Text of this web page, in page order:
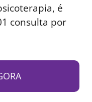
é
consulta por